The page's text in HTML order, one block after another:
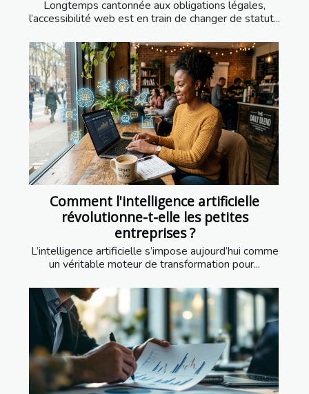
Longtemps cantonnée aux obligations légales,
l’accessibilité web est en train de changer de statut...
Comment l'intelligence artificielle
révolutionne-t-elle les petites
entreprises ?
L’intelligence artificielle s’impose aujourd’hui comme
un véritable moteur de transformation pour...